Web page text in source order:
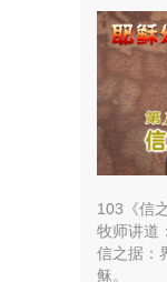
103《信
牧师讲道
信之据：
稣。